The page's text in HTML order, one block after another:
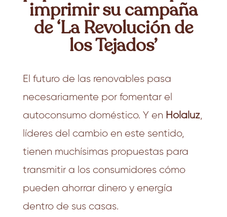
imprimir su campaña
de ‘La Revolución de
los Tejados’
El futuro de las renovables pasa
necesariamente por fomentar el
autoconsumo doméstico. Y en Holaluz,
líderes del cambio en este sentido,
tienen muchísimas propuestas para
transmitir a los consumidores cómo
pueden ahorrar dinero y energía
dentro de sus casas.